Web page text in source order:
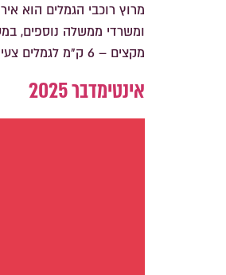
מרוץ רוכבי הגמלים הוא
מקצים – 6 ק"מ לגמלים צעירים ו-12 ק"מ לגמלים בוגרים. […]
אינטימדבר 2025